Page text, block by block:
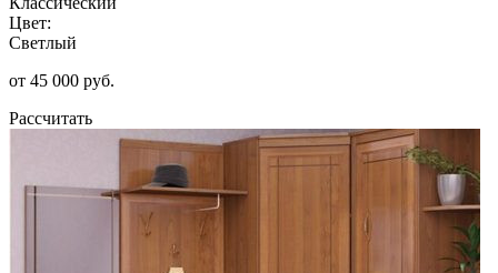
Цвет:
Светлый
от 45 000 руб.
Рассчитать